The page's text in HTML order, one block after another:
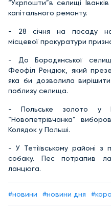
“Укрпошти”в селищі
капітального ремонту.
- 28 січня на посаду
місцевої прокуратури
- До Бородянської
Феофіл Рендюк, який
яка би дозволила
поблизу селища.
- Польське золото у
“Новопетрівчанка”
Колядок у Польші.
- У Тетіївському районі з
собаку. Пес потрапив
ланцюга.
#новини #новини дня